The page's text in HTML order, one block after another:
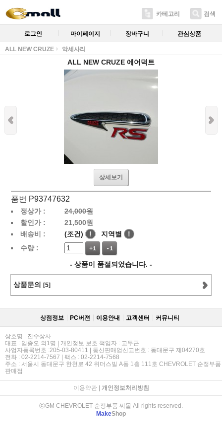
카테고리 검색
로그인 마이페이지 장바구니 관심상품
ALL NEW CRUZE 악세사리
ALL NEW CRUZE 에어덕트
상세보기
품번 P93747632
정상가 :
24,000원
할인가 :
21,500원
배송비 :
(조건) ! 지역별
!
수량 :
+1 -1
- 상품이 품절되었습니다. -
상품문의 [5]
상점정보 PC버젼 이용안내 고객센터 커뮤니티
상호명 : 진수상사
대표 : 임종오 외1명 | 개인정보 보호 책임자 : 고두곤
사업자등록번호 :205-03-80411 | 통신판매업신고번호 : 동대문구 제04270호
전화 : 02-2214-7567 | 팩스 : 02-2214-7568
주소 : 서울시 동대문구 한천로 42 위더스빌 A동 1층 111호 CHEVROLET 순정부품
판매점
이용약관| 개인정보처리방침
ⓒGM CHEVROLET 순정부품 씨몰 All rights reserved.
MakeShop